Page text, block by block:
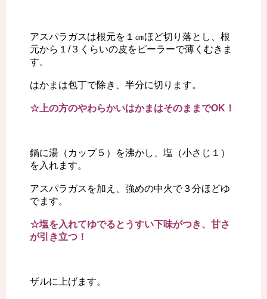
アスパラガスは根元を１㎝ほど切り落とし、根
元から１/３くらいの皮をピーラーで薄くむきま
す。
はかまは包丁で除き、半分に切ります。
☆上の方のやわらかいはかまはそのままでOK！
鍋に湯（カップ５）を沸かし、塩（小さじ１）
を入れます。
アスパラガスを加え、強めの中火で３分ほどゆ
でます。
☆塩を入れてゆでるとうすい下味がつき、甘さ
が引き立つ！
ザルに上げます。